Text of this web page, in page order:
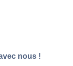
nous !